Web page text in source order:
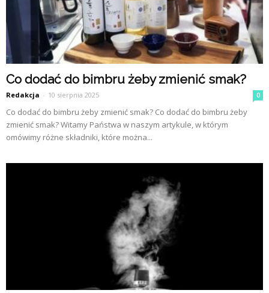
Co dodać do bimbru żeby zmienić smak?
Redakcja - 10 sierpnia 2025 0
Co dodać do bimbru żeby zmienić smak? Co dodać do bimbru żeby
zmienić smak? Witamy Państwa w naszym artykule, w którym
omówimy różne składniki, które można...